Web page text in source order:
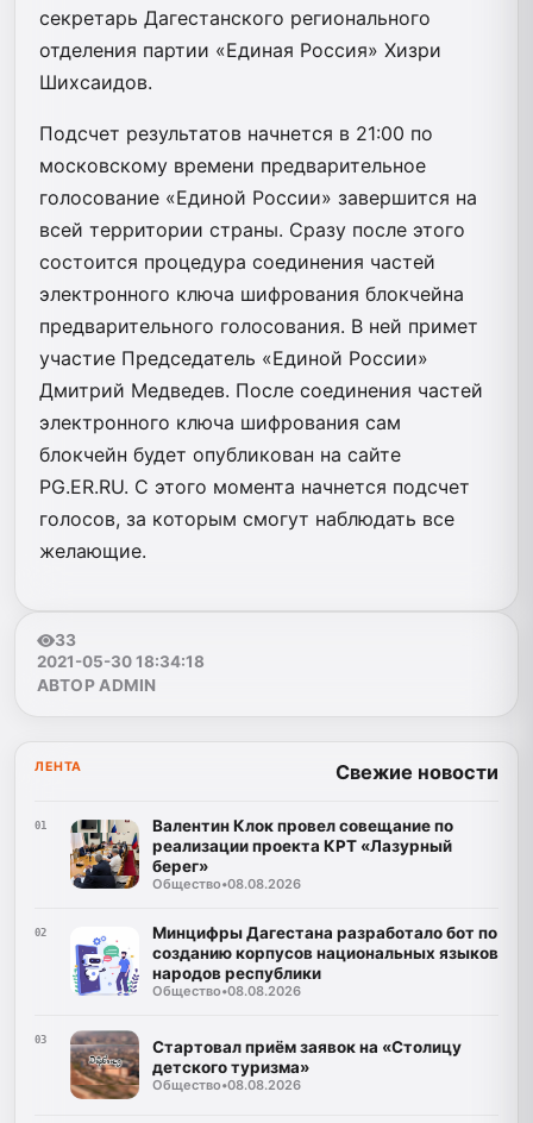
секретарь Дагестанского регионального
отделения партии «Единая Россия» Хизри
Шихсаидов.
Подсчет результатов начнется в 21:00 по
московскому времени предварительное
голосование «Единой России» завершится на
всей территории страны. Сразу после этого
состоится процедура соединения частей
электронного ключа шифрования блокчейна
предварительного голосования. В ней примет
участие Председатель «Единой России»
Дмитрий Медведев. После соединения частей
электронного ключа шифрования сам
блокчейн будет опубликован на сайте
PG.ЕR.RU. С этого момента начнется подсчет
голосов, за которым смогут наблюдать все
желающие.
33
2021-05-30 18:34:18
АВТОР ADMIN
ЛЕНТА Свежие новости
01
Валентин Клок провел совещание по
реализации проекта КРТ «Лазурный
берег»
Общество•08.08.2026
02
Минцифры Дагестана разработало бот по
созданию корпусов национальных языков
народов республики
Общество•08.08.2026
03
Стартовал приём заявок на «Столицу
детского туризма»
Общество•08.08.2026